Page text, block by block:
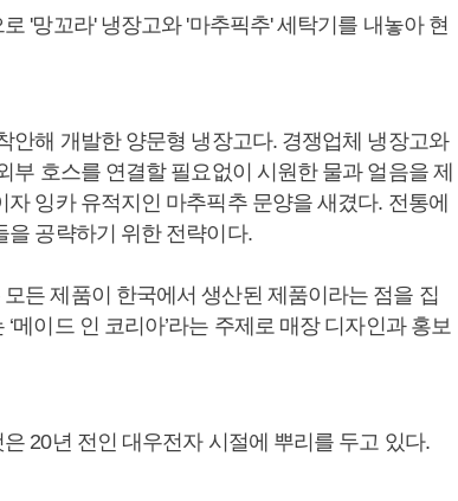
'망꼬라' 냉장고와 '마추픽추' 세탁기를 내놓아 현
안해 개발한 양문형 냉장고다. 경쟁업체 냉장고와
호스를 연결할 필요없이 시원한 물과 얼음을 제
잉카 유적지인 마추픽추 문양을 새겼다. 전통에
을 공략하기 위한 전략이다.
든 제품이 한국에서 생산된 제품이라는 점을 집
메이드 인 코리아’라는 주제로 매장 디자인과 홍보
20년 전인 대우전자 시절에 뿌리를 두고 있다.